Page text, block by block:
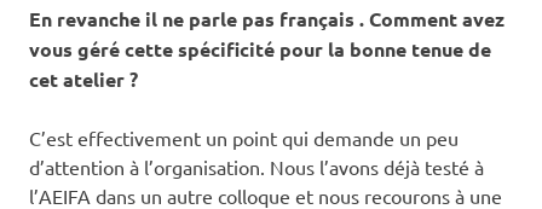
En revanche il ne parle pas français . Comment avez
vous géré cette spécificité pour la bonne tenue de
cet atelier ?
C’est effectivement un point qui demande un peu
d’attention à l’organisation. Nous l’avons déjà testé à
l’AEIFA dans un autre colloque et nous recourons à une